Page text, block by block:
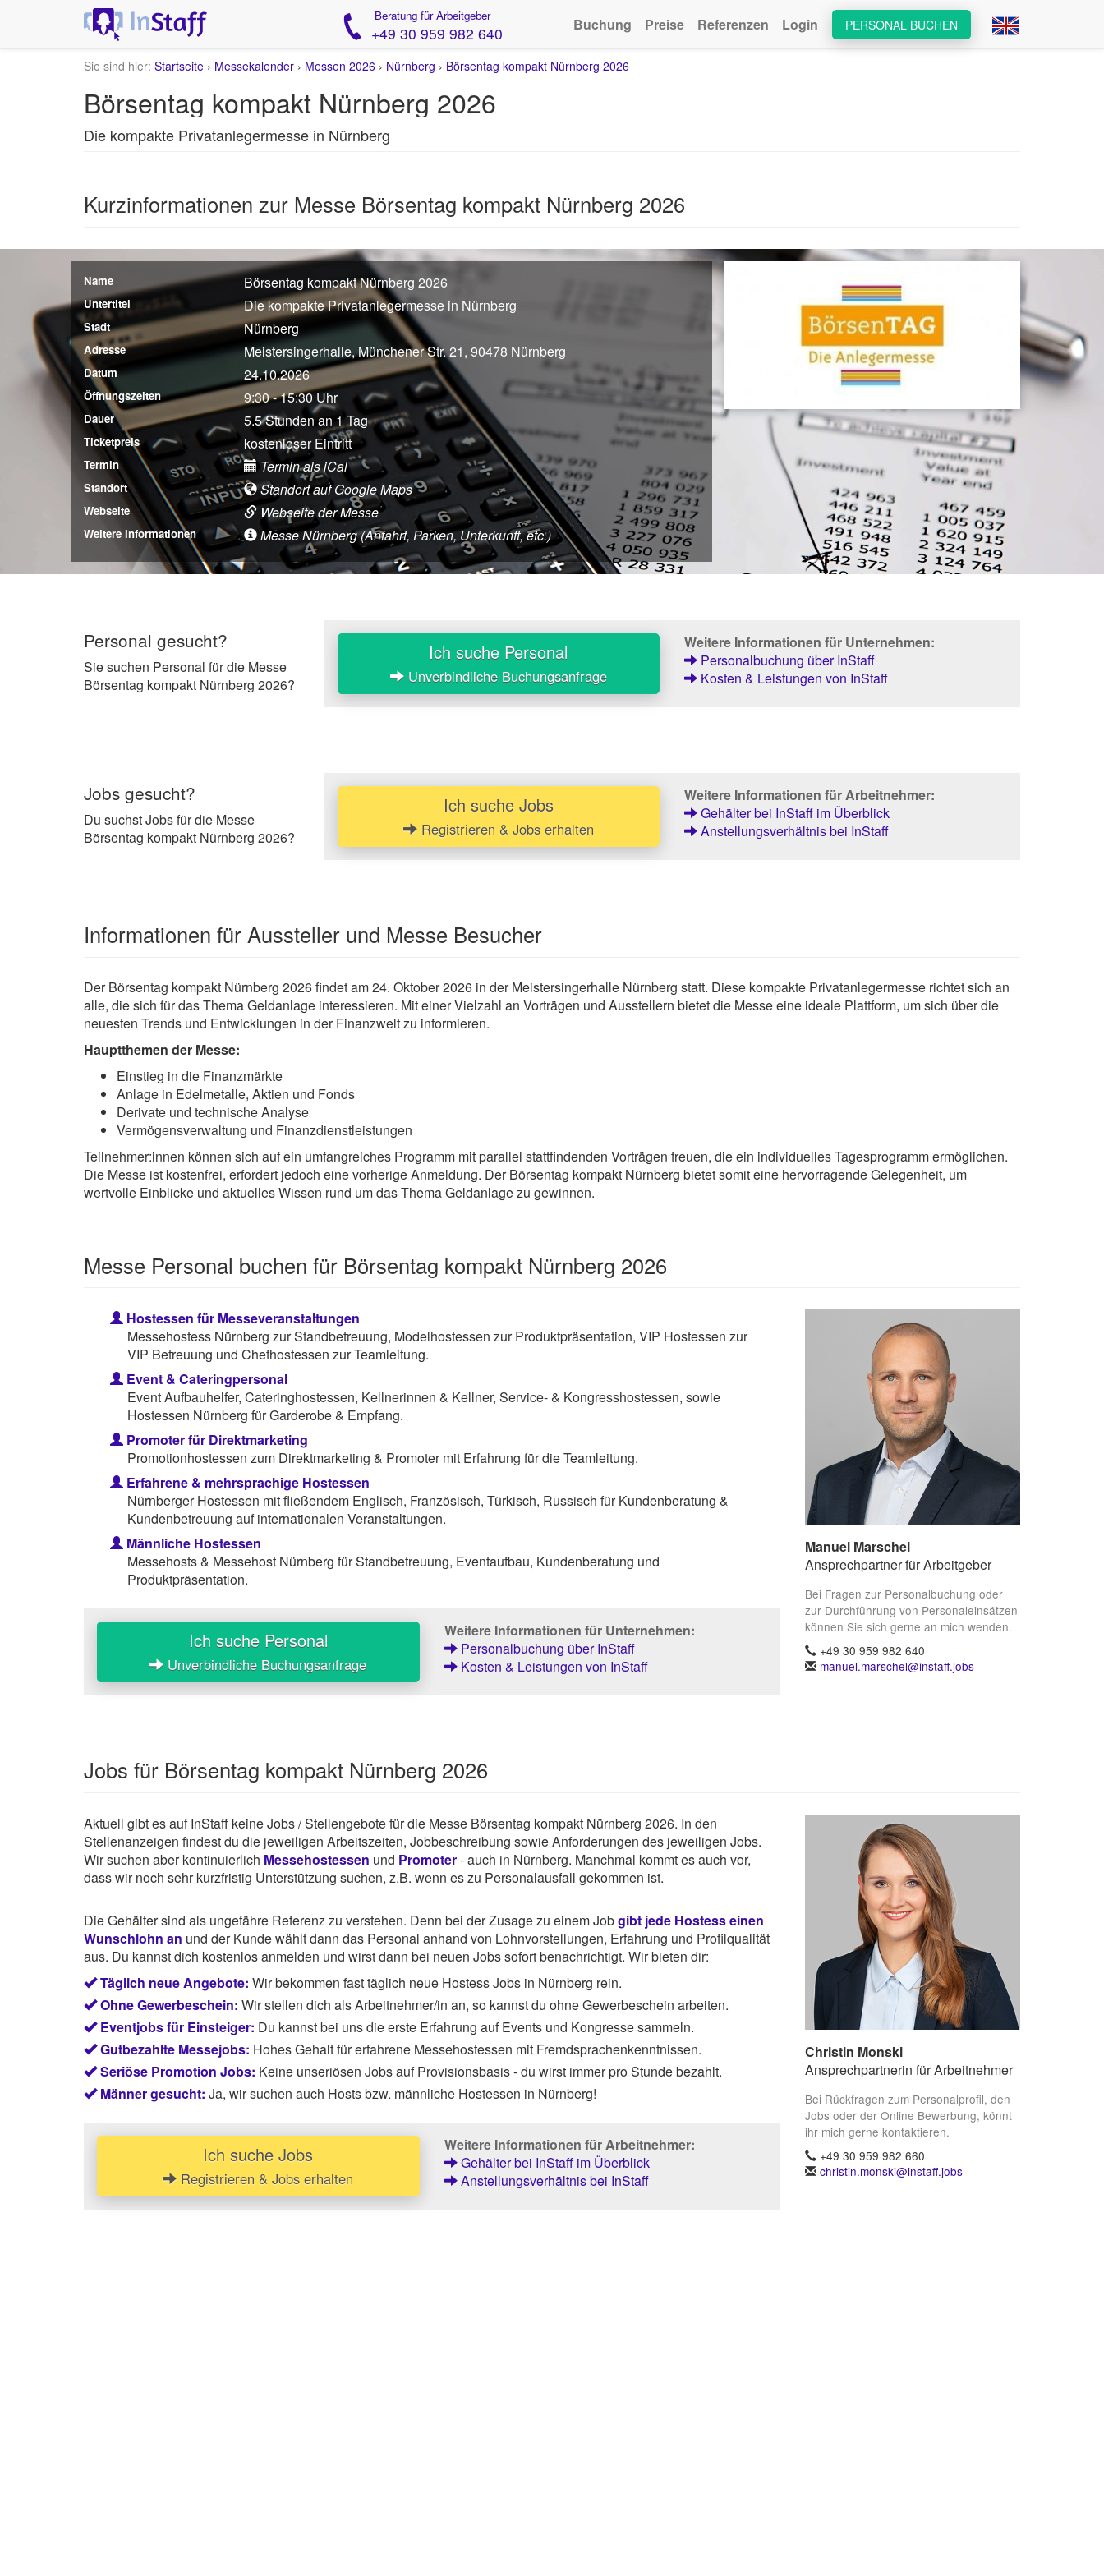
Beratung für Arbeitgeber
+49 30 959 982 640 PERSONAL BUCHEN
Buchung Preise Referenzen Login
Sie sind hier: Startseite › Messekalender › Messen 2026 › Nürnberg › Börsentag kompakt Nürnberg 2026
Börsentag kompakt Nürnberg 2026
Die kompakte Privatanlegermesse in Nürnberg
Kurzinformationen zur Messe Börsentag kompakt Nürnberg 2026
Name Börsentag kompakt Nürnberg 2026
Untertitel Die kompakte Privatanlegermesse in Nürnberg
Stadt Nürnberg
Adresse Meistersingerhalle, Münchener Str. 21, 90478 Nürnberg
Datum 24.10.2026
Öffnungszeiten 9:30 - 15:30 Uhr
Dauer 5.5 Stunden an 1 Tag
Ticketpreis kostenloser Eintritt
Termin Termin als iCal
Standort Standort auf Google Maps
Webseite Webseite der Messe
Weitere Informationen Messe Nürnberg (Anfahrt, Parken, Unterkunft, etc.)
Personal gesucht?
Sie suchen Personal für die Messe
Börsentag kompakt Nürnberg 2026?
Ich suche Personal
Unverbindliche Buchungsanfrage
Weitere Informationen für Unternehmen:
Personalbuchung über InStaff
Kosten & Leistungen von InStaff
Jobs gesucht?
Du suchst Jobs für die Messe
Börsentag kompakt Nürnberg 2026?
Ich suche Jobs
Registrieren & Jobs erhalten
Weitere Informationen für Arbeitnehmer:
Gehälter bei InStaff im Überblick
Anstellungsverhältnis bei InStaff
Informationen für Aussteller und Messe Besucher
Der Börsentag kompakt Nürnberg 2026 findet am 24. Oktober 2026 in der Meistersingerhalle Nürnberg statt. Diese kompakte Privatanlegermesse richtet sich an
alle, die sich für das Thema Geldanlage interessieren. Mit einer Vielzahl an Vorträgen und Ausstellern bietet die Messe eine ideale Plattform, um sich über die
neuesten Trends und Entwicklungen in der Finanzwelt zu informieren.
Hauptthemen der Messe:
Einstieg in die Finanzmärkte
Anlage in Edelmetalle, Aktien und Fonds
Derivate und technische Analyse
Vermögensverwaltung und Finanzdienstleistungen
Teilnehmer:innen können sich auf ein umfangreiches Programm mit parallel stattfindenden Vorträgen freuen, die ein individuelles Tagesprogramm ermöglichen.
Die Messe ist kostenfrei, erfordert jedoch eine vorherige Anmeldung. Der Börsentag kompakt Nürnberg bietet somit eine hervorragende Gelegenheit, um
wertvolle Einblicke und aktuelles Wissen rund um das Thema Geldanlage zu gewinnen.
Messe Personal buchen für Börsentag kompakt Nürnberg 2026
Hostessen für Messeveranstaltungen
Messehostess Nürnberg zur Standbetreuung, Modelhostessen zur Produktpräsentation, VIP Hostessen zur
VIP Betreuung und Chefhostessen zur Teamleitung.
Event & Cateringpersonal
Event Aufbauhelfer, Cateringhostessen, Kellnerinnen & Kellner, Service- & Kongresshostessen, sowie
Hostessen Nürnberg für Garderobe & Empfang.
Promoter für Direktmarketing
Promotionhostessen zum Direktmarketing & Promoter mit Erfahrung für die Teamleitung.
Erfahrene & mehrsprachige Hostessen
Nürnberger Hostessen mit fließendem Englisch, Französisch, Türkisch, Russisch für Kundenberatung &
Kundenbetreuung auf internationalen Veranstaltungen.
Männliche Hostessen
Messehosts & Messehost Nürnberg für Standbetreuung, Eventaufbau, Kundenberatung und
Produktpräsentation.
Ich suche Personal
Unverbindliche Buchungsanfrage
Weitere Informationen für Unternehmen:
Personalbuchung über InStaff
Kosten & Leistungen von InStaff
Manuel Marschel
Ansprechpartner für Arbeitgeber
Bei Fragen zur Personalbuchung oder
zur Durchführung von Personaleinsätzen
können Sie sich gerne an mich wenden.
+49 30 959 982 640
manuel.marschel@instaff.jobs
Jobs für Börsentag kompakt Nürnberg 2026
Aktuell gibt es auf InStaff keine Jobs / Stellengebote für die Messe Börsentag kompakt Nürnberg 2026. In den
Stellenanzeigen findest du die jeweiligen Arbeitszeiten, Jobbeschreibung sowie Anforderungen des jeweiligen Jobs.
Wir suchen aber kontinuierlich Messehostessen und Promoter- auch in Nürnberg. Manchmal kommt es auch vor,
dass wir noch sehr kurzfristig Unterstützung suchen, z.B. wenn es zu Personalausfall gekommen ist.
Die Gehälter sind als ungefähre Referenz zu verstehen. Denn bei der Zusage zu einem Jobgibt jede Hostess einen
Wunschlohn an und der Kunde wählt dann das Personal anhand von Lohnvorstellungen, Erfahrung und Profilqualität
aus. Du kannst dich kostenlos anmelden und wirst dann bei neuen Jobs sofort benachrichtigt. Wir bieten dir:
Täglich neue Angebote: Wir bekommen fast täglich neue Hostess Jobs in Nürnberg rein.
Ohne Gewerbeschein: Wir stellen dich als Arbeitnehmer/in an, so kannst du ohne Gewerbeschein arbeiten.
Eventjobs für Einsteiger: Du kannst bei uns die erste Erfahrung auf Events und Kongresse sammeln.
Gutbezahlte Messejobs: Hohes Gehalt für erfahrene Messehostessen mit Fremdsprachenkenntnissen.
Seriöse Promotion Jobs: Keine unseriösen Jobs auf Provisionsbasis - du wirst immer pro Stunde bezahlt.
Männer gesucht: Ja, wir suchen auch Hosts bzw. männliche Hostessen in Nürnberg!
Ich suche Jobs
Registrieren & Jobs erhalten
Weitere Informationen für Arbeitnehmer:
Gehälter bei InStaff im Überblick
Anstellungsverhältnis bei InStaff
Christin Monski
Ansprechpartnerin für Arbeitnehmer
Bei Rückfragen zum Personalprofil, den
Jobs oder der Online Bewerbung, könnt
ihr mich gerne kontaktieren.
+49 30 959 982 660
christin.monski@instaff.jobs